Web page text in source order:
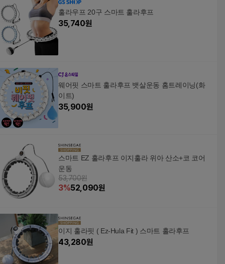
훌라우프 20구 스마트 훌라후프
35,740원
웨어핏 스마트 훌라후프 뱃살운동 홈트레이닝(화
이트)
35,900원
스마트 EZ 훌라후프 이지훌라 위아 산소+코 코어
운동
53,700원
3%52,090원
이지 훌라핏 ( Ez-Hula Fit ) 스마트 홀라후프
43,280원